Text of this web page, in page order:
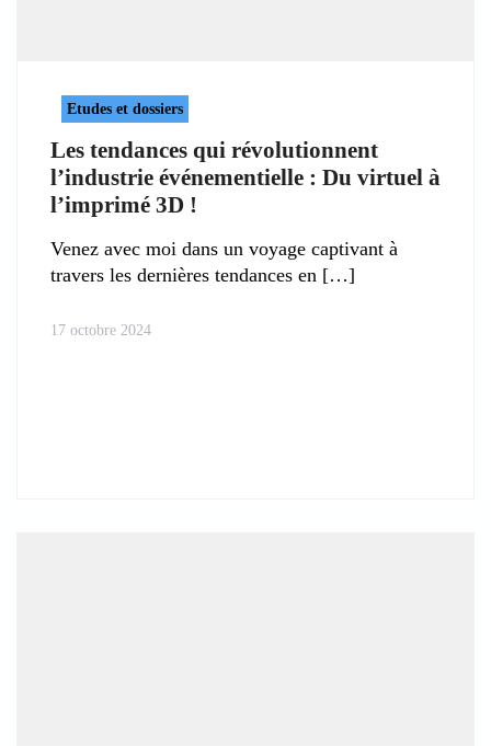
Etudes et dossiers
Les tendances qui révolutionnent
l’industrie événementielle : Du virtuel à
l’imprimé 3D !
Venez avec moi dans un voyage captivant à
travers les dernières tendances en
17 octobre 2024